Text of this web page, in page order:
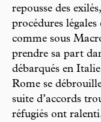
repousse des
procédures
comme sous
prendre sa part
débarqués en
Rome se
suite d’accords
réfugiés ont